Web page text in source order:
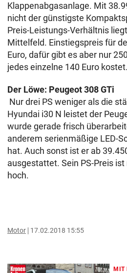
Klappenabgasanlage. Mit
nicht der günstigste
Preis-Leistungs-Verhältnis
Mittelfeld. Einstiegspreis für
Euro, dafür gibt es aber nur
jedes einzelne 140 Euro kostet.
Der Löwe: Peugeot 308 GTi
Nur drei PS weniger als die
Hyundai i30 N leistet der
wurde gerade frisch
anderem serienmäßige LED-
hat. Auch sonst ist er ab
ausgestattet. Sein PS-Preis
hoch.
Motor 17.02.2018 15:55
MIT